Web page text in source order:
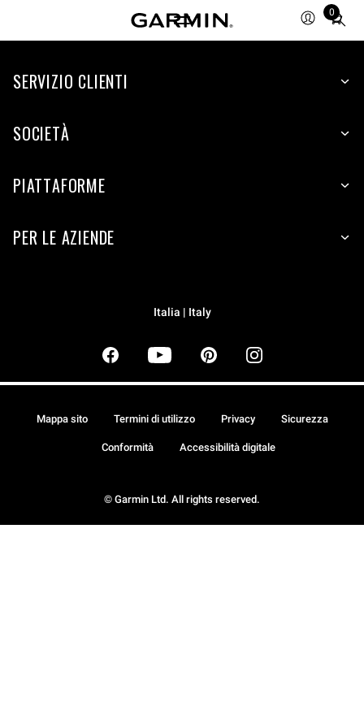
0
Total
items
cart:
SERVIZIO CLIENTI
SOCIETÀ
PIATTAFORME
PER LE AZIENDE
Italia | Italy
© Garmin Ltd. All rights reserved.
Mappa sito Termini di utilizzo Privacy Sicurezza
Conformità Accessibilità digitale